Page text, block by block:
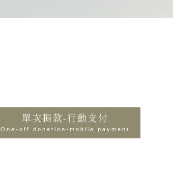
單次捐款-行動支付
One-off donation-mobile payment